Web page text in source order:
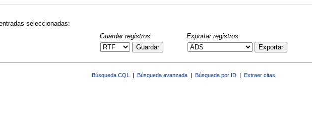
seleccionadas:
Guardar registros:
Guardar
Exportar registros:
Exportar
Búsqueda CQL Búsqueda avanzada Búsqueda por ID Extraer citas